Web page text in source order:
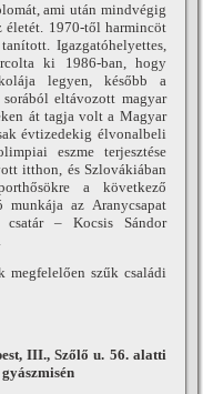
ami után mindvégig
életét. 1970-től harmincöt
Igazgatóhelyettes,
ki 1986-ban, hogy
legyen, később a
eltávozott magyar
át tagja volt a Magyar
évtizedekig élvonalbeli
eszme terjesztése
itthon, és Szlovákiában
a következő
munkája az Aranycsapat
– Kocsis Sándor
megfelelően szűk családi
III., Szőlő u. 56. alatti